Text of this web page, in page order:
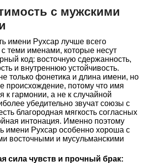
с мужскими
имени Рухсар лучше всего
с теми именами, которые несут
код: восточную сдержанность,
и внутреннюю устойчивость.
только фонетика и длина имени, но
происхождение, потому что имя
к гармонии, а не к случайной
убедительно звучат союзы с
благородная мягкость согласных
интонация. Именно поэтому
имени Рухсар особенно хороша с
восточными и мусульманскими
сила чувств и прочный брак: